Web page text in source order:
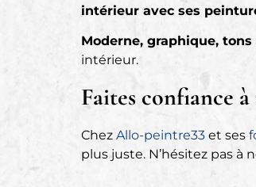
intérieur avec ses
Moderne, graphique,
intérieur.
Faites confiance
Chez Allo-peintre33 et ses
plus juste. N’hésitez pas à